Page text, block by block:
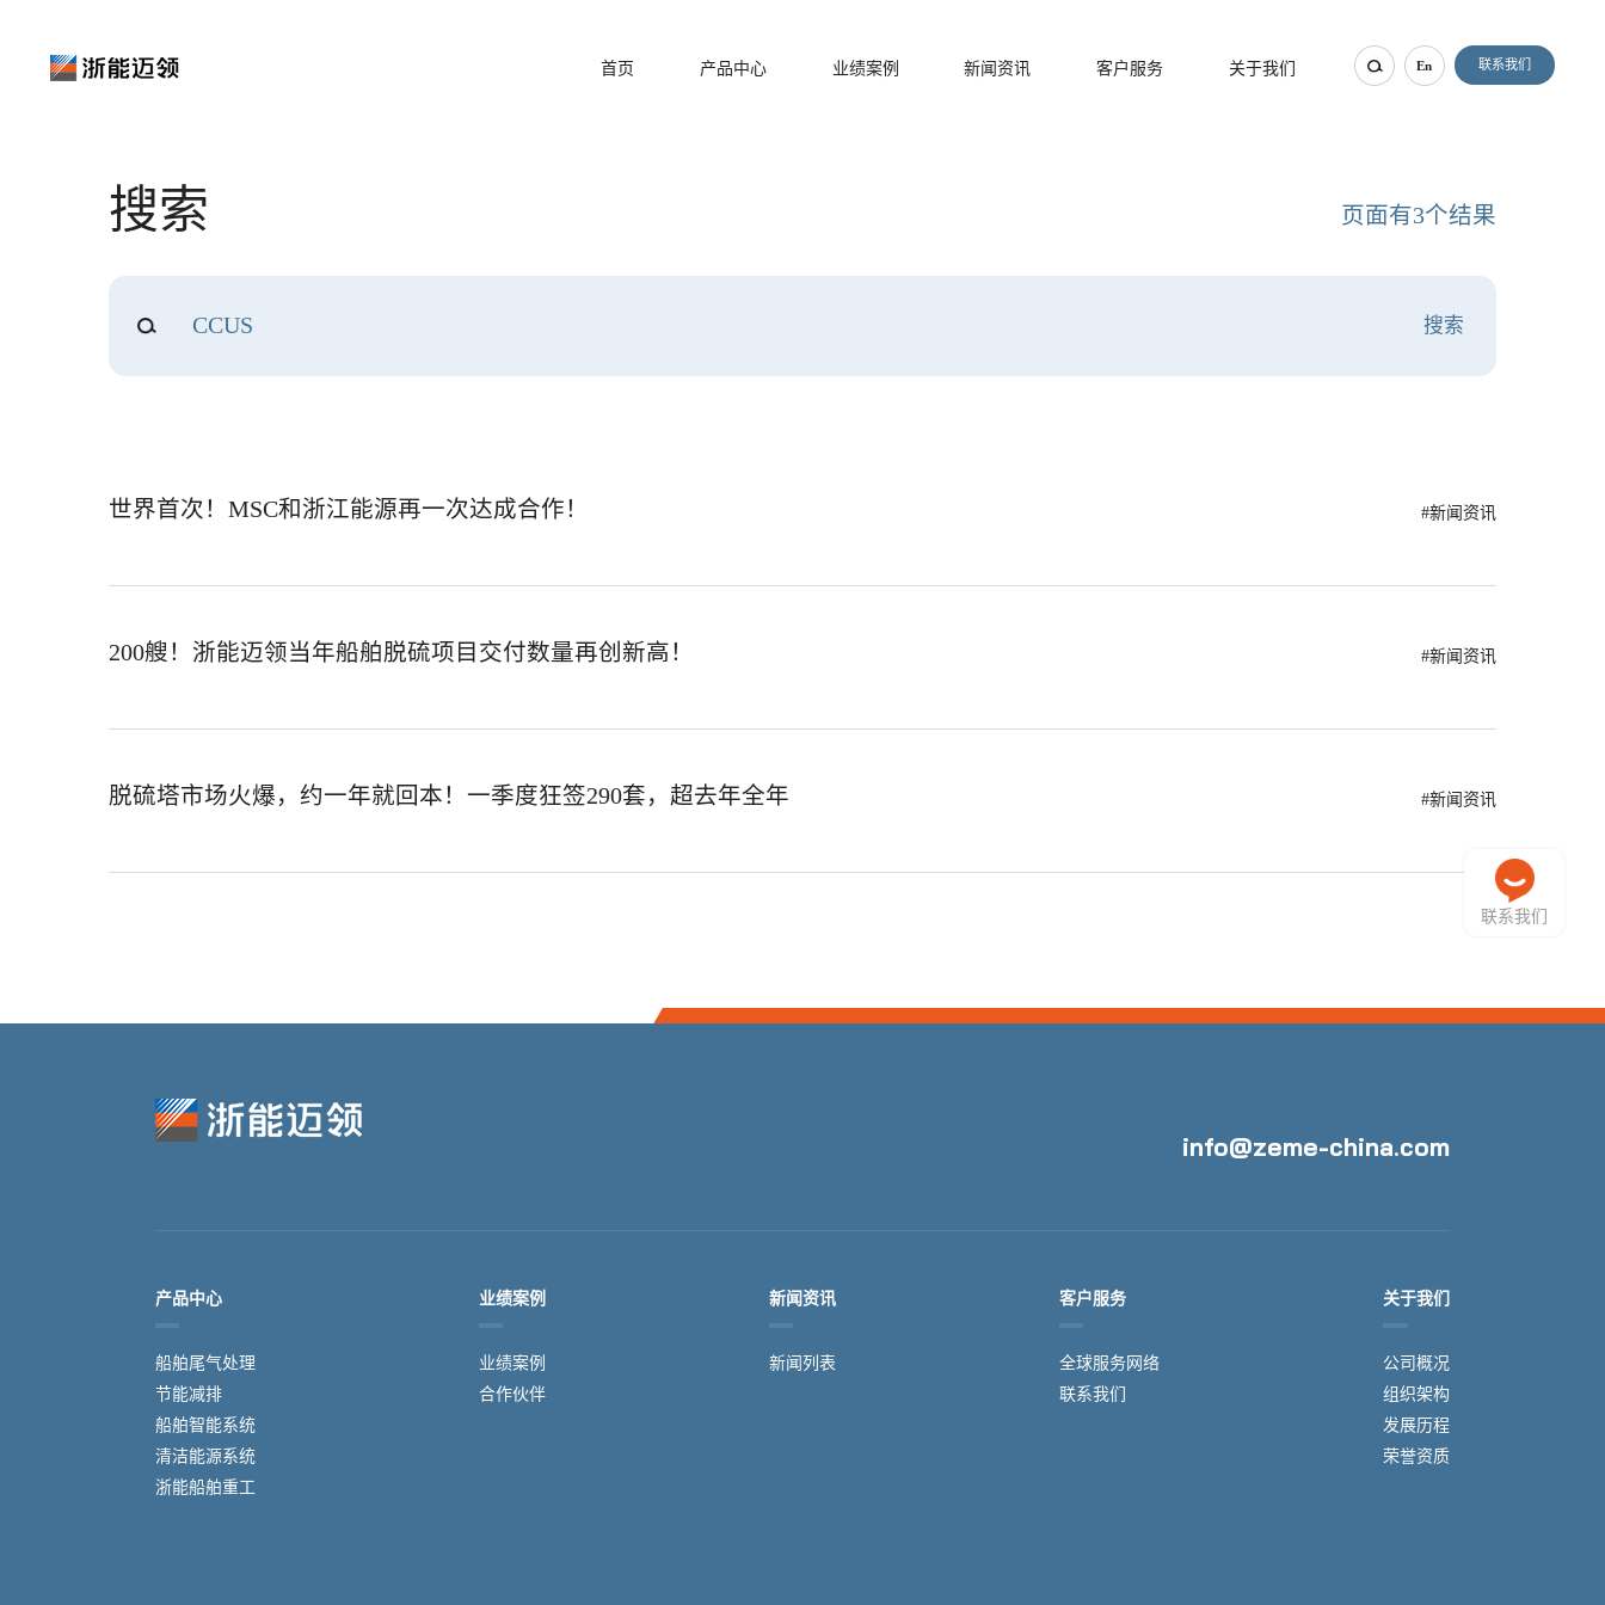
联系我们
En
首页 产品中心 业绩案例 新闻资讯 客户服务 关于我们
搜索 页面有3个结果
世界首次！MSC和浙江能源再一次达成合作！ #新闻资讯
200艘！浙能迈领当年船舶脱硫项目交付数量再创新高！ #新闻资讯
脱硫塔市场火爆，约一年就回本！一季度狂签290套，超去年全年 #新闻资讯
info@zeme-china.com
产品中心
船舶尾气处理
节能减排
船舶智能系统
清洁能源系统
​浙能船舶重工
业绩案例
业绩案例
合作伙伴
新闻资讯
新闻列表
客户服务
全球服务网络
联系我们
关于我们
公司概况
组织架构
发展历程
荣誉资质
联系我们